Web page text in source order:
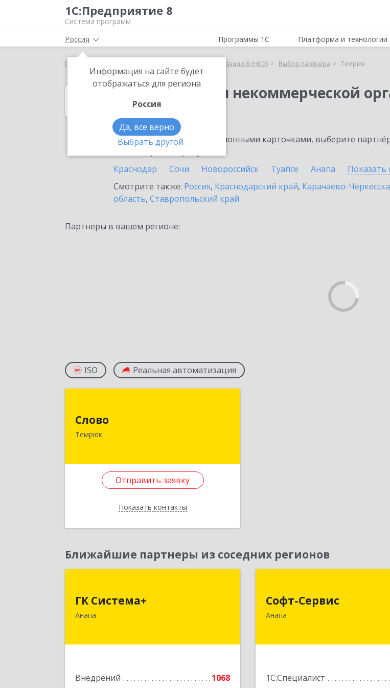
1С:Предприятие 8
Система программ
Россия
Информация на сайте будет
отображаться для региона
Россия
Да, все верно
Выбрать другой
Программы 1С Платформа и технологии
Главная 1С:Бухгалтерия некоммерческой организации 8 (НКО) Выбор партнёра Темрюк
1С:Бухгалтерия некоммерческой
в Темрюке
Ознакомьтесь с информационными карточками, выберите
Краснодар
Сочи Новороссийск Туапсе Анапа Показать
Смотрите также: Россия, Краснодарский край, Карачаево-
область, Ставропольский край
Партнеры в вашем регионе:
ISO Реальная автоматизация
Слово
Темрюк
Отправить заявку
Показать контакты
Темрюкский р-н, Темрюк г, Калинина
Подробнее
Назад
Ближайшие партнеры из соседних регионов
ГК Система+
Анапа
Внедрений
1068
Анапский р-н, Анапа г, Лермонтова
Софт-Сервис
Анапа
1С:Специалист
353440,
Анапский р-н, Анапа г,